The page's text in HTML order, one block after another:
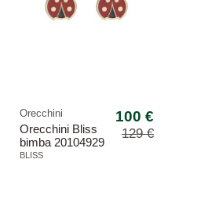
Orecchini
Orecchini Bliss
bimba 20104929
My Baby
BLISS
100 €
129 €